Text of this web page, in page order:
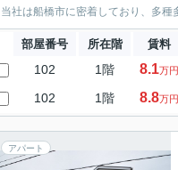
当社は船橋市に密着しており、多種
部屋番号 所在階 賃料
102 1階 8.1万円
102 1階 8.8万円
アパート